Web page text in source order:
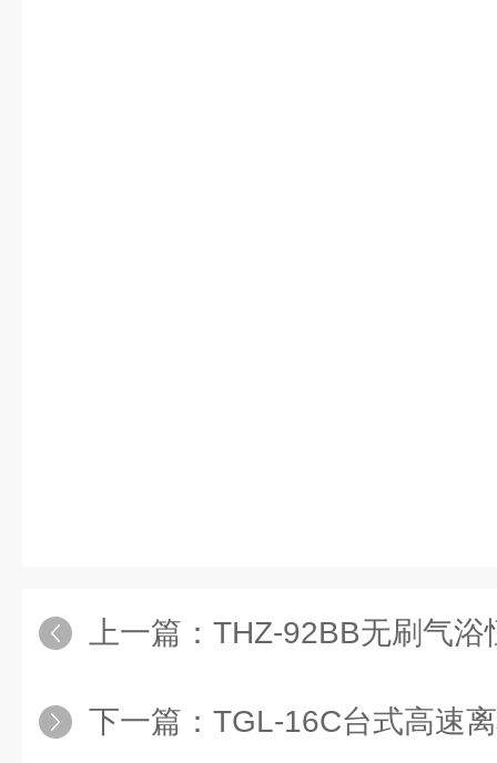
上一篇： THZ-92BB无刷气浴
下一篇： TGL-16C台式高速